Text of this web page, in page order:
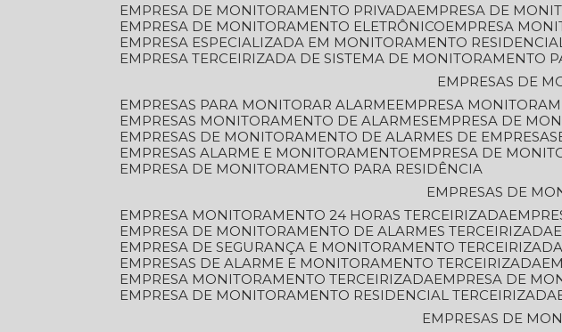
EMPRESA DE MONITORAMENTO PRIVADA
EMPRESA DE
EMPRESA DE MONITORAMENTO ELETRÔNICO
EMPRESA
EMPRESA ESPECIALIZADA EM MONITORAMENTO
EMPRESA TERCEIRIZADA DE SISTEMA DE MONITORAMENTO
EMPRESAS DE
EMPRESAS PARA MONITORAR ALARME
EMPRESA
EMPRESAS MONITORAMENTO DE ALARMES
EMPRESA DE
EMPRESAS DE MONITORAMENTO DE ALARMES DE EMPRESAS
EMPRESAS ALARME E MONITORAMENTO
EMPRESA DE
EMPRESA DE MONITORAMENTO PARA RESIDÊNCIA
EMPRESAS DE
EMPRESA MONITORAMENTO 24 HORAS TERCEIRIZADA
EMPRESA DE MONITORAMENTO DE ALARMES TERCEIRIZADA
EMPRESA DE SEGURANÇA E MONITORAMENTO TERCEIRIZADA
EMPRESAS DE ALARME E MONITORAMENTO TERCEIRIZADA
EMPRESA MONITORAMENTO TERCEIRIZADA
EMPRESA DE
EMPRESA DE MONITORAMENTO RESIDENCIAL TERCEIRIZADA
EMPRESAS DE